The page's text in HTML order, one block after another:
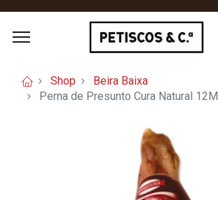
Shop
Beira Baixa
Perna de Presunto Cura Natural 12M